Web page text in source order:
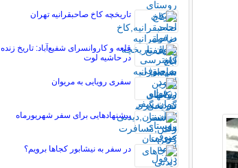
تاریخچه کاخ صاحبقرانیه تهران
قلعه و کاروانسرای شفیع‌آباد: تاریخ زنده
در حاشیه لوت
سفری رویایی به مریوان
پیشنهادهایی برای سفر شهریورماه
در سفر به نیشابور کجاها برویم؟